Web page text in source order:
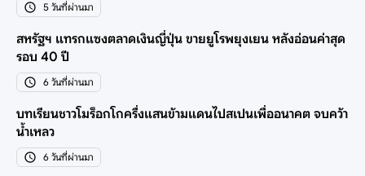
5 วันที่ผ่านมา
สหรัฐฯ แทรกแซงตลาดเงินญี่ปุ่น ขายยูโรพยุงเยน หลังอ่อนค่าสุด
รอบ 40 ปี
6 วันที่ผ่านมา
บทเรียนชาวโมร็อกโกครึ่งแสนข้ามแดนไปสเปนเพื่ออนาคต จบคว้า
น้ำเหลว
6 วันที่ผ่านมา